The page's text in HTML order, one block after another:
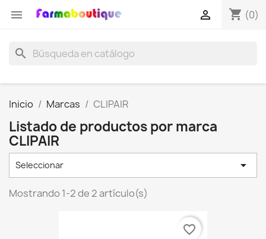
 shopping_cart (0)

search
Inicio Marcas CLIPAIR
Listado de productos por marca
CLIPAIR
Seleccionar 
Mostrando 1-2 de 2 artículo(s)
favorite_border